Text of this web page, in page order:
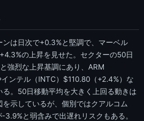
ンは日次で+0.3%と堅調で、マーベル
の上昇を見せた。セクターの50日
強烈な上昇基調にあり、ARM
ンテル（INTC）$110.80（+2.4%）な
る。50日移動平均を大きく上回る動きは
示しているが、個別ではクアルコム
3.9%と弱含みで出遅れリスクもある。